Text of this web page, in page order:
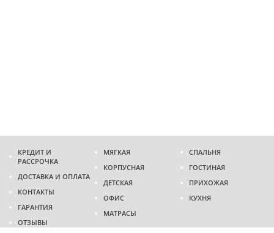
КРЕДИТ И
РАССРОЧКА
ДОСТАВКА И ОПЛАТА
КОНТАКТЫ
ГАРАНТИЯ
ОТЗЫВЫ
МЯГКАЯ
КОРПУСНАЯ
ДЕТСКАЯ
ОФИС
МАТРАСЫ
СПАЛЬНЯ
ГОСТИНАЯ
ПРИХОЖАЯ
КУХНЯ